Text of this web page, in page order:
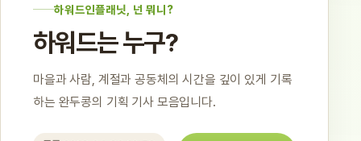
하워드인플래닛, 넌 뭐니?
하워드는 누구?
마을과 사람, 계절과 공동체의 시간을 깊이 있게 기록
하는 완두콩의 기획 기사 모음입니다.